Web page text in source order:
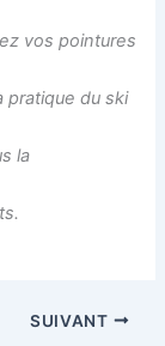
vos pointures
pratique du ski
la
SUIVANT